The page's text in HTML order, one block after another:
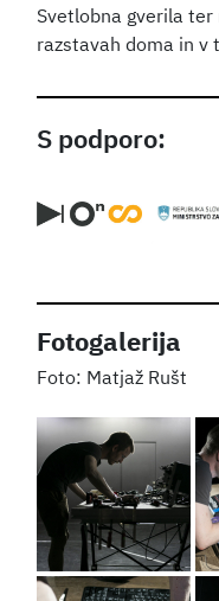
Fotogalerija
Matjaž Rušt
Svetlobna gverila
razstavah doma in v
S podporo: